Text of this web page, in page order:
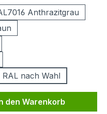
Anthrazitgrau
RAL nach Wahl
den
den Warenkorb